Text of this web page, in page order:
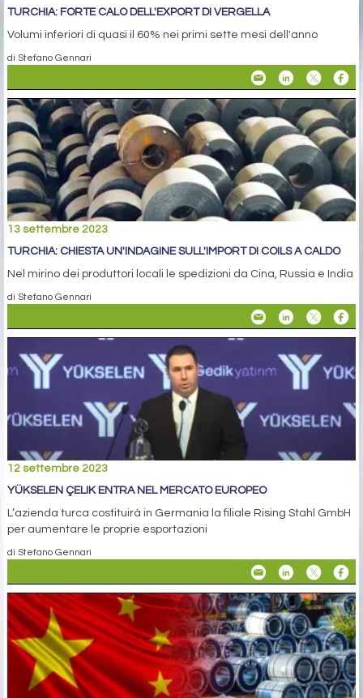
TURCHIA: FORTE CALO DELL'EXPORT DI VERGELLA
Volumi inferiori di quasi il 60% nei primi sette mesi dell'anno
di Stefano Gennari
13 settembre 2023
TURCHIA: CHIESTA UN'INDAGINE SULL'IMPORT DI COILS A CALDO
Nel mirino dei produttori locali le spedizioni da Cina, Russia e India
di Stefano Gennari
12 settembre 2023
YÜKSELEN ÇELIK ENTRA NEL MERCATO EUROPEO
L’azienda turca costituirà in Germania la filiale Rising Stahl GmbH
per aumentare le proprie esportazioni
di Stefano Gennari